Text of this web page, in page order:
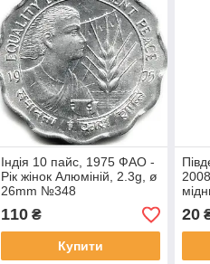
Індія 10 пайс, 1975 ФАО -
Рік жінок Алюміній, 2.3g, ø
26mm №348
110₴
Купити
ø
20